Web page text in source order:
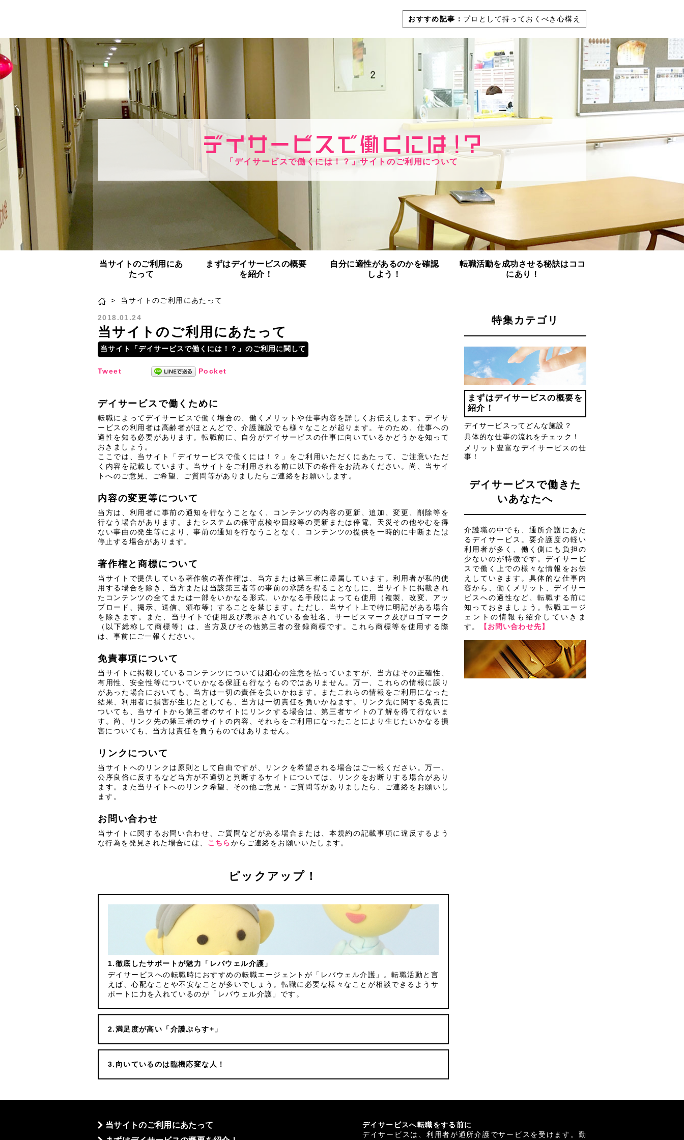
おすすめ記事： プロとして持っておくべき心構え
「デイサービスで働くには！？」サイトのご利用について
当サイトのご利用にあ
たって
まずはデイサービスの概要
を紹介！
自分に適性があるのかを確認
しよう！
転職活動を成功させる秘訣はココ
にあり！
> 当サイトのご利用にあたって
2018.01.24
当サイトのご利用にあたって
当サイト「デイサービスで働くには！？」のご利用に関して
Tweet Pocket
デイサービスで働くために
転職によってデイサービスで働く場合の、働くメリットや仕事内容を詳しくお伝えします。デイサ
ービスの利用者は高齢者がほとんどで、介護施設でも様々なことが起ります。そのため、仕事への
適性を知る必要があります。転職前に、自分がデイサービスの仕事に向いているかどうかを知って
おきましょう。
ここでは、当サイト「デイサービスで働くには！？」をご利用いただくにあたって、ご注意いただ
く内容を記載しています。当サイトをご利用される前に以下の条件をお読みください。尚、当サイ
トへのご意見、ご希望、ご質問等がありましたらご連絡をお願いします。
内容の変更等について
当方は、利用者に事前の通知を行なうことなく、コンテンツの内容の更新、追加、変更、削除等を
行なう場合があります。またシステムの保守点検や回線等の更新または停電、天災その他やむを得
ない事由の発生等により、事前の通知を行なうことなく、コンテンツの提供を一時的に中断または
停止する場合があります。
著作権と商標について
当サイトで提供している著作物の著作権は、当方または第三者に帰属しています。利用者が私的使
用する場合を除き、当方または当該第三者等の事前の承諾を得ることなしに、当サイトに掲載され
たコンテンツの全てまたは一部をいかなる形式、いかなる手段によっても使用（複製、改変、アッ
プロード、掲示、送信、頒布等）することを禁じます。ただし、当サイト上で特に明記がある場合
を除きます。また、当サイトで使用及び表示されている会社名、サービスマーク及びロゴマーク
（以下総称して商標等）は、当方及びその他第三者の登録商標です。これら商標等を使用する際
は、事前にご一報ください。
免責事項について
当サイトに掲載しているコンテンツについては細心の注意を払っていますが、当方はその正確性、
有用性、安全性等についていかなる保証も行なうものではありません。万一、これらの情報に誤り
があった場合においても、当方は一切の責任を負いかねます。またこれらの情報をご利用になった
結果、利用者に損害が生じたとしても、当方は一切責任を負いかねます。リンク先に関する免責に
ついても、当サイトから第三者のサイトにリンクする場合は、第三者サイトの了解を得て行ないま
す。尚、リンク先の第三者のサイトの内容、それらをご利用になったことにより生じたいかなる損
害についても、当方は責任を負うものではありません。
リンクについて
当サイトへのリンクは原則として自由ですが、リンクを希望される場合はご一報ください。万一、
公序良俗に反するなど当方が不適切と判断するサイトについては、リンクをお断りする場合があり
ます。また当サイトへのリンク希望、その他ご意見・ご質問等がありましたら、ご連絡をお願いし
ます。
お問い合わせ
当サイトに関するお問い合わせ、ご質問などがある場合または、本規約の記載事項に違反するよう
な行為を発見された場合には、 こちらからご連絡をお願いいたします。
ピックアップ！
徹底したサポートが魅力「レバウェル介護」
デイサービスへの転職時におすすめの転職エージェントが「レバウェル介護」。転職活動と言
えば、心配なことや不安なことが多いでしょう。転職に必要な様々なことが相談できるようサ
ポートに力を入れているのが「レバウェル介護」です。
満足度が高い「介護ぷらす+」
向いているのは臨機応変な人！
特集カテゴリ
まずはデイサービスの概要を
紹介！
デイサービスってどんな施設？
具体的な仕事の流れをチェック！
メリット豊富なデイサービスの仕
事！
デイサービスで働きた
いあなたへ
介護職の中でも、通所介護にあた
るデイサービス。要介護度の軽い
利用者が多く、働く側にも負担の
少ないのが特徴です。デイサービ
スで働く上での様々な情報をお伝
えしていきます。具体的な仕事内
容から、働くメリット、デイサー
ビスへの適性など、転職する前に
知っておきましょう。転職エージ
ェントの情報も紹介していきま
す。
【お問い合わせ先】
当サイトのご利用にあたって
デイサービスへ転職をする前に
デイサービスは、利用者が通所介護でサービスを受けます。勤